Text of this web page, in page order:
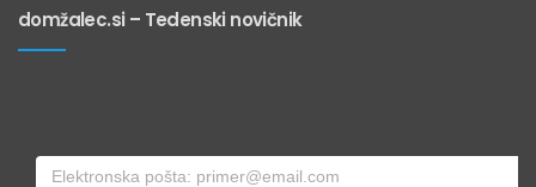
domžalec.si – Tedenski novičnik